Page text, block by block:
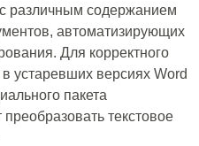
различным содержанием
автоматизирующих
Для корректного
устаревших версиях Word
пакета
текстовое